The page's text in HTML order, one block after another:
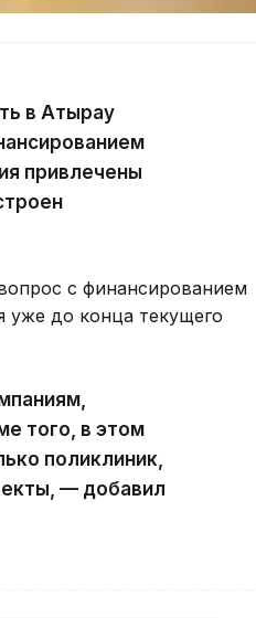
в Атырау
привлечены
с финансированием
уже до конца текущего
того, в этом
поликлиник,
— добавил